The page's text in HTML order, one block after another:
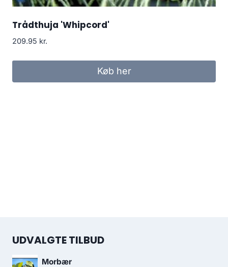
Trådthuja 'Whipcord'
209.95 kr.
Køb her
UDVALGTE TILBUD
Morbær